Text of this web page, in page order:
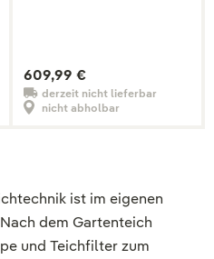
609,99 €
derzeit nicht lieferbar
nicht abholbar
ist im eigenen
dem Gartenteich
und Teichfilter zum